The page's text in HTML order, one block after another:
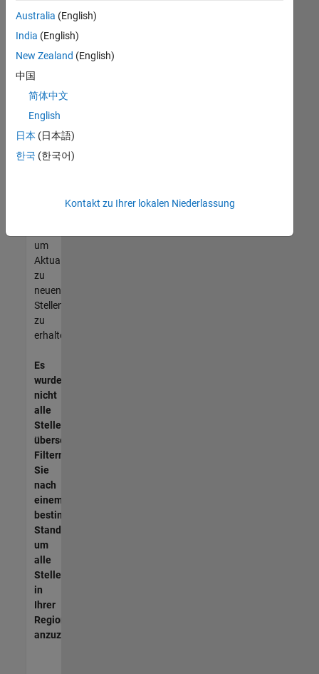
keine
offenen
Stellen
können,
die
Ihren
entsprechen,
werden
unseres
um
Aktualisierungen
zu
neuen
Stellenangeboten
zu
erhalten.
Es
wurden
nicht
alle
Stellen
übersetzt.
Filtern
Sie
nach
einem
bestimmten
Standort,
um
alle
Stellenangebote
in
Ihrer
Region
anzuzeigen.
Australia (English)
India (English)
New Zealand (English)
中国
简体中文
English
日本 (日本語)
한국 (한국어)
Kontakt zu Ihrer lokalen Niederlassung